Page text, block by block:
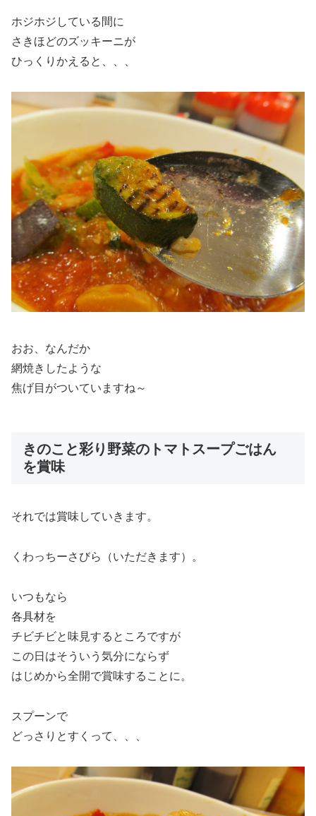
ホジホジしている間に
さきほどのズッキーニが
ひっくりかえると、、、
おお、なんだか
網焼きしたような
焦げ目がついていますね～
きのこと彩り野菜のトマトスープごはん
を賞味
それでは賞味していきます。
くわっちーさびら（いただきます）。
いつもなら
各具材を
チビチビと味見するところですが
この日はそういう気分にならず
はじめから全開で賞味することに。
スプーンで
どっさりとすくって、、、